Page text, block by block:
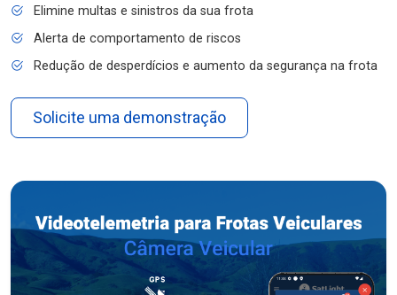
Elimine multas e sinistros da sua frota
Alerta de comportamento de riscos
Redução de desperdícios e aumento da segurança na frota
Solicite uma demonstração